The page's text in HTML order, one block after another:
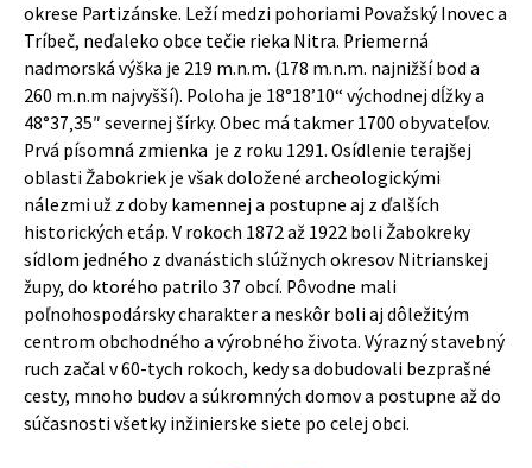
okrese Partizánske. Leží medzi pohoriami Považský Inovec a
Tríbeč, neďaleko obce tečie rieka Nitra. Priemerná
nadmorská výška je 219 m.n.m. (178 m.n.m. najnižší bod a
260 m.n.m najvyšší). Poloha je 18°18’10“ východnej dĺžky a
48°37‚35″ severnej šírky. Obec má takmer 1700 obyvateľov.
Prvá písomná zmienka je z roku 1291. Osídlenie terajšej
oblasti Žabokriek je však doložené archeologickými
nálezmi už z doby kamennej a postupne aj z ďalších
historických etáp. V rokoch 1872 až 1922 boli Žabokreky
sídlom jedného z dvanástich slúžnych okresov Nitrianskej
župy, do ktorého patrilo 37 obcí. Pôvodne mali
poľnohospodársky charakter a neskôr boli aj dôležitým
centrom obchodného a výrobného života. Výrazný stavebný
ruch začal v 60-tych rokoch, kedy sa dobudovali bezprašné
cesty, mnoho budov a súkromných domov a postupne až do
súčasnosti všetky inžinierske siete po celej obci.